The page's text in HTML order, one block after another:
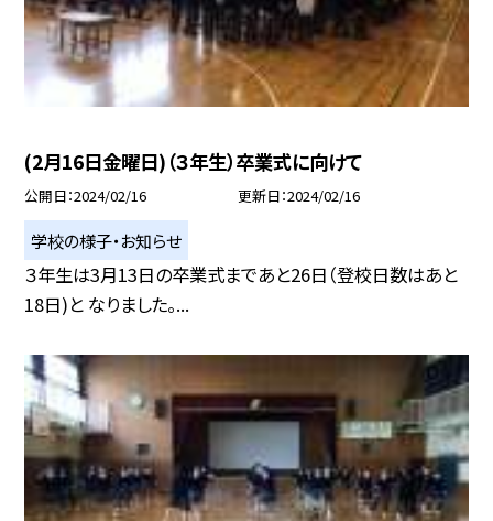
(2月16日金曜日)（３年生）卒業式に向けて
公開日 2024/02/16 更新日 2024/02/16
学校の様子・お知らせ
３年生は3月13日の卒業式まであと26日（登校日数はあと
18日)と なりました。...